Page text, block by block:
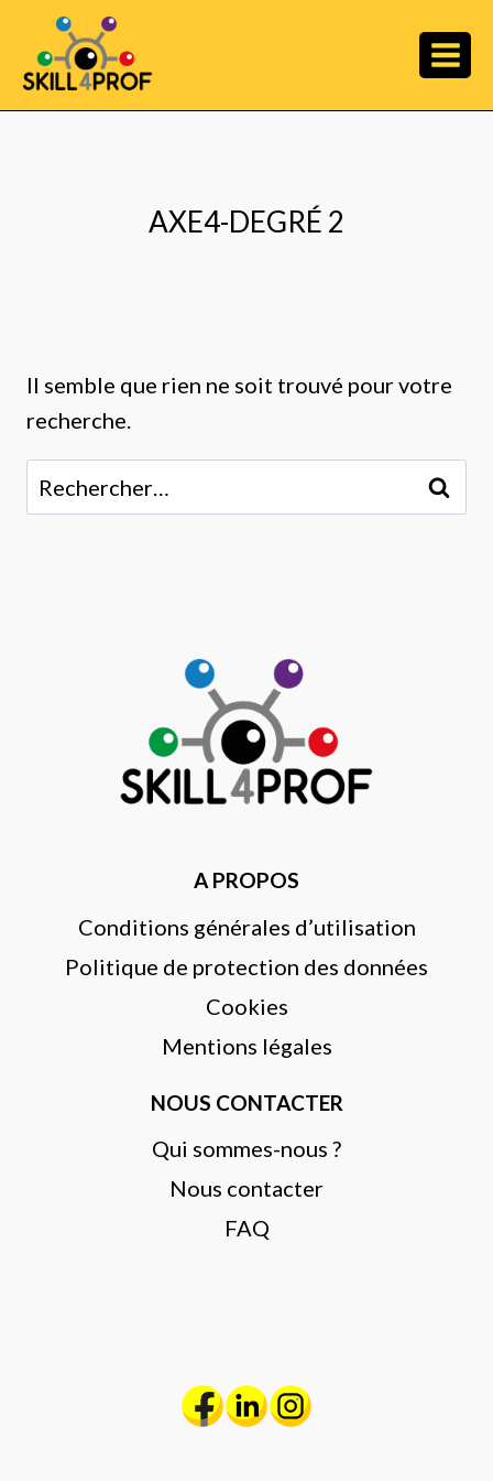
AXE4-DEGRÉ 2
Il semble que rien ne soit trouvé pour votre
recherche.
A PROPOS
Conditions générales d’utilisation
Politique de protection des données
Cookies
Mentions légales
NOUS CONTACTER
Qui sommes-nous ?
Nous contacter
FAQ